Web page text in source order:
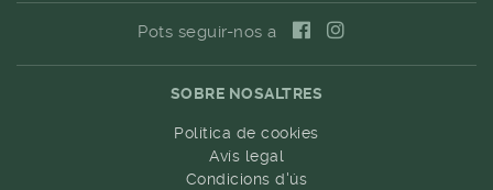
Pots seguir-nos a
SOBRE NOSALTRES
Política de cookies
Avís legal
Condicions d'ús